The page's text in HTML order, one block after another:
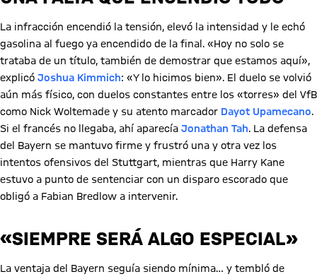
La infracción encendió la tensión, elevó la intensidad y le echó
gasolina al fuego ya encendido de la final. «Hoy no solo se
trataba de un título, también de demostrar que estamos aquí»,
explicó Joshua Kimmich: «Y lo hicimos bien». El duelo se volvió
aún más físico, con duelos constantes entre los «torres» del VfB
como Nick Woltemade y su atento marcador Dayot Upamecano.
Si el francés no llegaba, ahí aparecía Jonathan Tah. La defensa
del Bayern se mantuvo firme y frustró una y otra vez los
intentos ofensivos del Stuttgart, mientras que Harry Kane
estuvo a punto de sentenciar con un disparo escorado que
obligó a Fabian Bredlow a intervenir.
«SIEMPRE SERÁ ALGO ESPECIAL»
La ventaja del Bayern seguía siendo mínima… y tembló de